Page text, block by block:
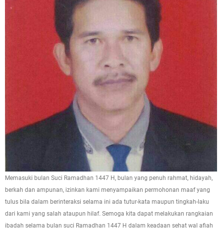
Memasuki bulan Suci Ramadhan 1447 H, bulan yang penuh rahmat, hidayah,
berkah dan ampunan, izinkan kami menyampaikan permohonan maaf yang
tulus bila dalam berinteraksi selama ini ada tutur-kata maupun tingkah-laku
dari kami yang salah ataupun hilaf. Semoga kita dapat melakukan rangkaian
ibadah selama bulan suci Ramadhan 1447 H dalam keadaan sehat wal afiah